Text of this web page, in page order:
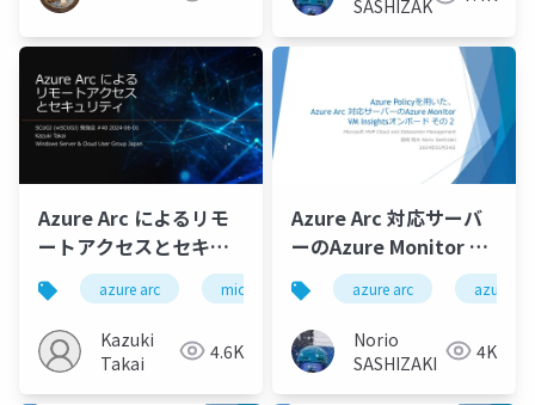
行/New features of
Manager, migration
from Azure
Automation Update
Management to
Azure Update
Manager
SASHIZAKI
Azure Arc によるリモ
ートアクセスとセキュ
リティ azure arc microsoft azure windows server
Kazuki
Takai
4.6K
Azure Arc 対応サーバ
ーのAzure Monitor VM
Insightsオンボード
v2_Azure Monitor VM
Insights onboarding
of Azure Arc-enabled
servers using Azure
azure arc azure
Norio
SASHIZAKI
4K